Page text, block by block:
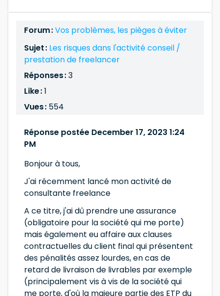
Forum :Vos problèmes, les pièges à éviter
Sujet : Les risques dans l'activité conseil /
prestation de freelancer
Réponses :3
Like :1
Vues : 554
Réponse postée December 17, 2023 1:24
PM
Bonjour à tous,
J'ai récemment lancé mon activité de
consultante freelance
A ce titre, j'ai dû prendre une assurance
(obligatoire pour la société qui me porte)
mais également eu affaire aux clauses
contractuelles du client final qui présentent
des pénalités assez lourdes, en cas de
retard de livraison de livrables par exemple
(principalement vis à vis de la société qui
me porte, d'où la majeure partie des ETP du